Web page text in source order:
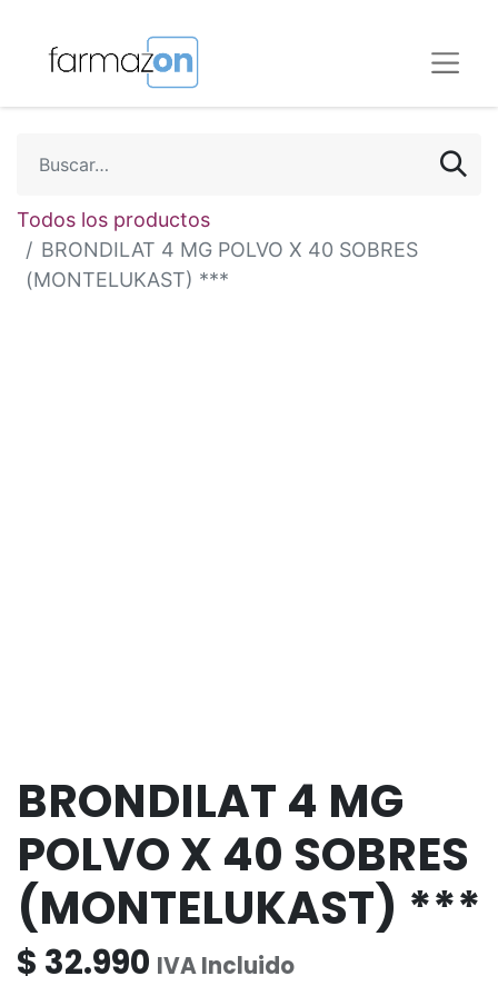
Todos los productos
BRONDILAT 4 MG POLVO X 40 SOBRES
(MONTELUKAST) ***
BRONDILAT 4 MG
POLVO X 40 SOBRES
(MONTELUKAST) ***
$ 32.990 IVA Incluido